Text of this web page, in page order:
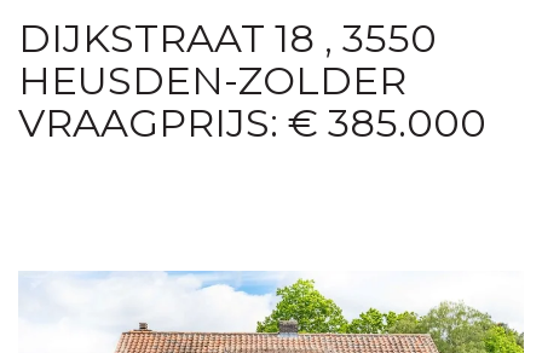
DIJKSTRAAT 18 , 3550
HEUSDEN-ZOLDER
VRAAGPRIJS: € 385.000